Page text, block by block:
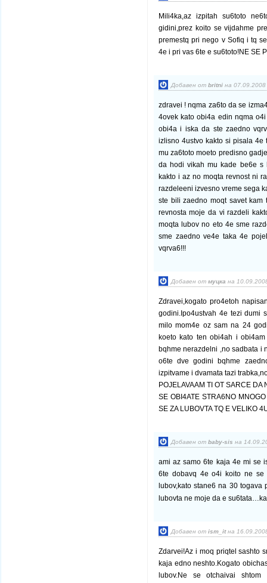
Mili4ka,az izpitah su6toto
gidini,prez koito se vijdahme
premestq pri nego v Sofiq i tq
4e i pri vas 6te e su6toto!NE SE
Добавен от britniна
zdravei ! nqma za6to da se
4ovek kato obi4a edin nqma
obi4a i iska da ste zaedno
izlisno 4ustvo kakto si pisala
mu za6toto moeto predisno
da hodi vikah mu kade be6e s
kakto i az no moqta revnost ni
razdeleeni izvesno vreme sega
ste bili zaedno moqt savet
revnosta moje da vi razdeli
moqta lubov no eto 4e sme
sme zaedno ve4e taka 4e
vqrva6!!!
Добавен от муцка на
Zdravei,kogato pro4etoh
godini.Ipo4ustvah 4e tezi dumi
milo mom4e oz sam na 24
koeto kato ten obi4ah i
bqhme nerazdelni ,no sadbata i
o6te dve godini bqhme
izpitvame i dvamata tazi
POJELAVAAM TI OT SARCE DA
SE OBI4ATE STRA6NO
SE ZA LUBOVTA TQ E VELIKO
Добавен от baby-sis на
ami az samo 6te kaja 4e mi se
6te dobavq 4e o4i koito ne se
lubov,kato stane6 na 30
lubovta ne moje da e
Добавен от ism_itна
Zdarvei!Az i moq priqtel sashto
kaja edno neshto.Kogato
lubov.Ne se otchaivai